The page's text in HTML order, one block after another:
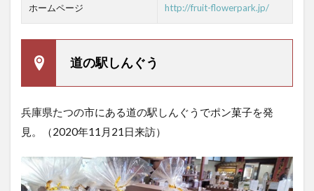
ホームページ http://fruit-flowerpark.jp/
道の駅しんぐう
兵庫県たつの市にある道の駅しんぐうでポン菓子を発
見。（2020年11月21日来訪）